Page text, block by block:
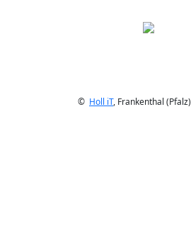
© Holl iT, Frankenthal (Pfalz)